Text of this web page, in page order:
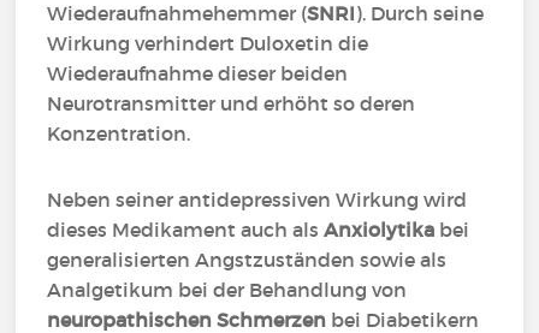
Wiederaufnahmehemmer (SNRI). Durch seine
Wirkung verhindert Duloxetin die
Wiederaufnahme dieser beiden
Neurotransmitter und erhöht so deren
Konzentration.
Neben seiner antidepressiven Wirkung wird
dieses Medikament auch alsAnxiolytika bei
generalisierten Angstzuständen sowie als
Analgetikum bei der Behandlung von
neuropathischen Schmerzen bei Diabetikern